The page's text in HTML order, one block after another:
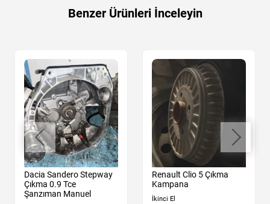
Benzer Ürünleri İnceleyin
Dacia Sandero Stepway
Çıkma 0.9 Tce
Şanzıman Manuel
Renault Clio 5 Çıkma
Kampana
İkinci El